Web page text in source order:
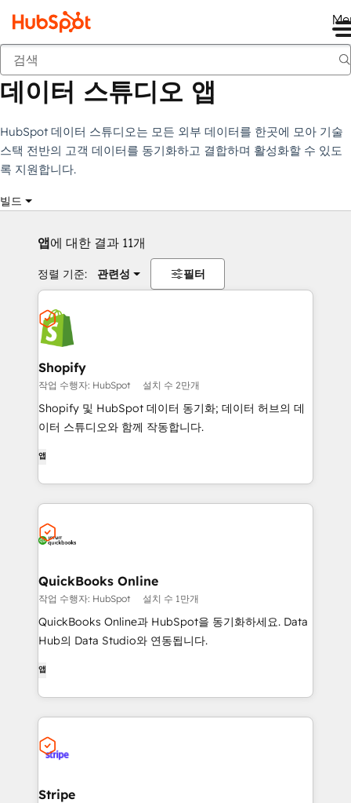
마켓플레이스
데이터 스튜디오 앱
HubSpot 데이터 스튜디오는 모든 외부 데이터를 한곳에 모아 기술
스택 전반의 고객 데이터를 동기화하고 결합하며 활성화할 수 있도
록 지원합니다.
빌드
앱에 대한 결과 11개
정렬 기준: 관련성 필터
Shopify
작업 수행자: HubSpot 설치 수 2만개
Shopify 및 HubSpot 데이터 동기화; 데이터 허브의 데
이터 스튜디오와 함께 작동합니다.
앱
QuickBooks Online
작업 수행자: HubSpot 설치 수 1만개
QuickBooks Online과 HubSpot을 동기화하세요. Data
Hub의 Data Studio와 연동됩니다.
앱
Stripe